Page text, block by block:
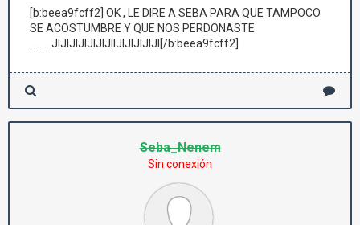
[b:beea9fcff2] OK , LE DIRE A SEBA PARA QUE TAMPOCO
SE ACOSTUMBRE Y QUE NOS PERDONASTE
.........JIJIJIJIJIJIJIIJIJIJIJIJI[/b:beea9fcff2]
Seba_Nenem
Sin conexión